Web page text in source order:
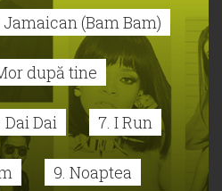
Jamaican (Bam Bam)
după tine
Dai Dai 7. I Run
9. Noaptea